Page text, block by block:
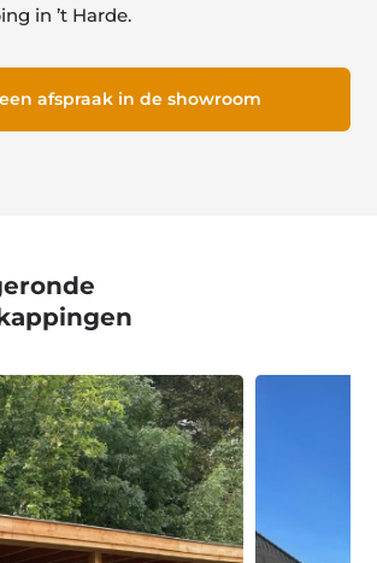
in ’t Harde.
afspraak in de showroom